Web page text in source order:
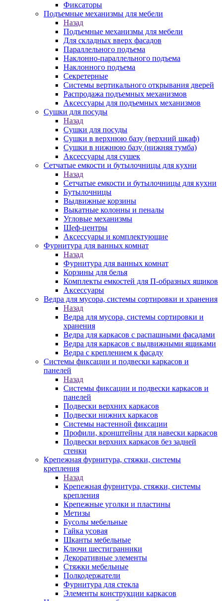
Фиксаторы
Подъемные механизмы для мебели
Назад
Подъемные механизмы для мебели
Для складных вверх фасадов
Параллельного подъема
Наклонно-параллельного подъема
Наклонного подъема
Секретерные
Системы вертикального открывания дверей
Распродажа подъемных механизмов
Аксессуары для подъемных механизмов
Сушки для посуды
Назад
Сушки для посуды
Сушки в верхнюю базу (верхний шкаф)
Сушки в нижнюю базу (нижняя тумба)
Аксессуары для сушек
Сетчатые емкости и бутылочницы для кухни
Назад
Сетчатые емкости и бутылочницы для кухни
Бутылочницы
Выдвижные корзины
Выкатные колонны и пеналы
Угловые механизмы
Шеф-центры
Аксессуары и комплектующие
Фурнитура для ванных комнат
Назад
Фурнитура для ванных комнат
Корзины для белья
Комплекты емкостей для П-образных ящиков
Аксессуары
Ведра для мусора, системы сортировки и хранения
Назад
Ведра для мусора, системы сортировки и
хранения
Ведра для каркасов с распашными фасадами
Ведра для каркасов с выдвижными ящиками
Ведра с креплением к фасаду
Системы фиксации и подвески каркасов и
панелей
Назад
Системы фиксации и подвески каркасов и
панелей
Подвески верхних каркасов
Подвески нижних каркасов
Системы настенной фиксации
Профили, кронштейны для навески каркасов
Подвески верхних каркасов без задней
стенки
Крепежная фурнитура, стяжки, системы
крепления
Назад
Крепежная фурнитура, стяжки, системы
крепления
Крепежные уголки и пластины
Метизы
Бусолы мебельные
Гайка усовая
Шканты мебельные
Ключи шестигранники
Декоративные элементы
Стяжки мебельные
Полкодержатели
Фурнитура для стекла
Элементы конструкции каркасов